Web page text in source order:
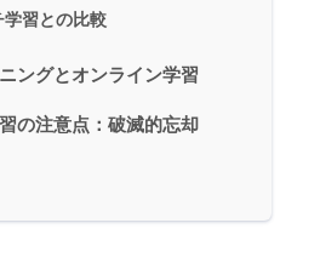
学習との比較
ングとオンライン学習
の注意点：破滅的忘却